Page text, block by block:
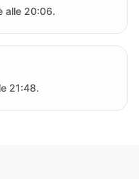
alle 20:06.
21:48.